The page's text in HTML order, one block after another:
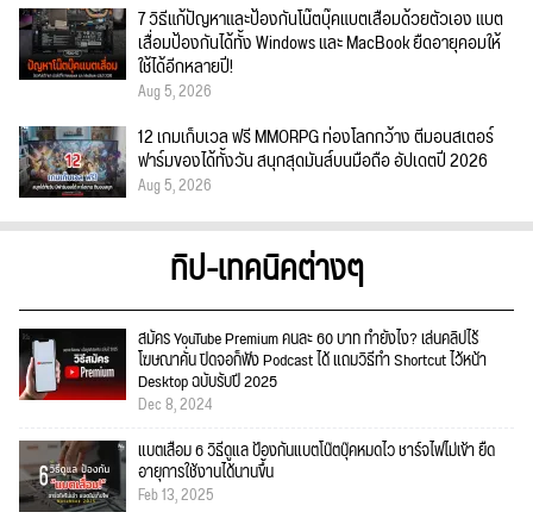
7 วิธีแก้ปัญหาและป้องกันโน๊ตบุ๊คแบตเสื่อมด้วยตัวเอง แบต
เสื่อมป้องกันได้ทั้ง Windows และ MacBook ยืดอายุคอมให้
ใช้ได้อีกหลายปี!
Aug 5, 2026
12 เกมเก็บเวล ฟรี MMORPG ท่องโลกกว้าง ตีมอนสเตอร์
ฟาร์มของได้ทั้งวัน สนุกสุดมันส์บนมือถือ อัปเดตปี 2026
Aug 5, 2026
ทิป-เทคนิคต่างๆ
สมัคร YouTube Premium คนละ 60 บาท ทำยังไง? เล่นคลิปไร้
โฆษณาคั่น ปิดจอก็ฟัง Podcast ได้ แถมวิธีทำ Shortcut ไว้หน้า
Desktop ฉบับรับปี 2025
Dec 8, 2024
แบตเสื่อม 6 วิธีดูแล ป้องกันแบตโน๊ตบุ๊คหมดไว ชาร์จไฟไม่เข้า ยืด
อายุการใช้งานได้นานขึ้น
Feb 13, 2025